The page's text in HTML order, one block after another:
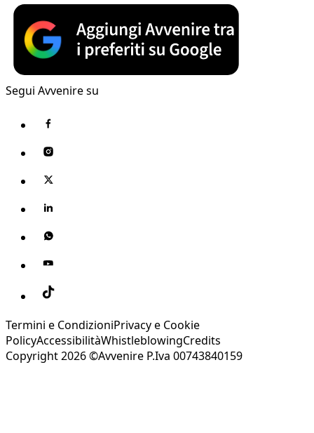
Segui Avvenire su
Termini e CondizioniPrivacy e Cookie
PolicyAccessibilitàWhistleblowingCredits
Copyright 2026 ©Avvenire P.Iva 00743840159